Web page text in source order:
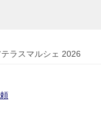
ラスマルシェ 2026